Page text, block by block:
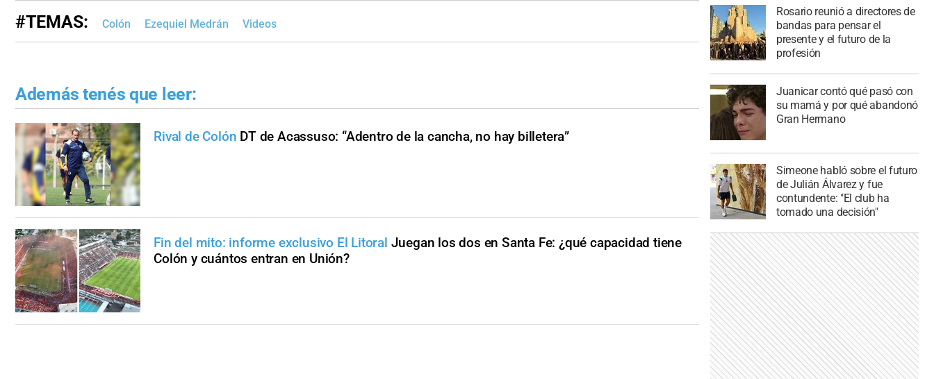
#TEMAS: Colón Ezequiel Medrán Videos
Además tenés que leer:
Rival de Colón DT de Acassuso: “Adentro de la cancha, no hay billetera”
Fin del mito: informe exclusivo El Litoral Juegan los dos en Santa Fe: ¿qué capacidad tiene
Colón y cuántos entran en Unión?
Rosario reunió a directores de
bandas para pensar el
presente y el futuro de la
profesión
Juanicar contó qué pasó con
su mamá y por qué abandonó
Gran Hermano
Simeone habló sobre el futuro
de Julián Álvarez y fue
contundente: "El club ha
tomado una decisión"